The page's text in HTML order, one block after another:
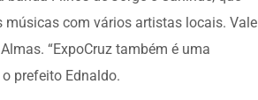
músicas com vários artistas locais. Vale
“ExpoCruz também é uma
prefeito Ednaldo.